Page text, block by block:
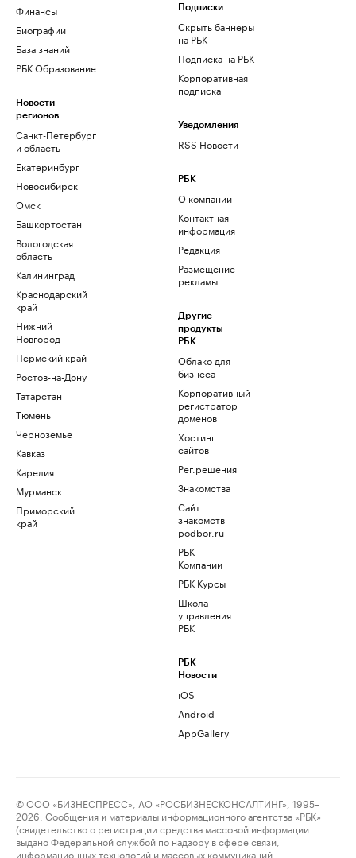
Финансы
Биографии
База знаний
РБК Образование
Новости
регионов
Санкт-Петербург
и область
Екатеринбург
Новосибирск
Омск
Башкортостан
Вологодская
область
Калининград
Краснодарский
край
Нижний
Новгород
Пермский край
Ростов-на-Дону
Татарстан
Тюмень
Черноземье
Кавказ
Карелия
Мурманск
Приморский
край
Подписки
Скрыть баннеры
на РБК
Подписка на РБК
Корпоративная
подписка
Уведомления
RSS Новости
РБК
О компании
Контактная
информация
Редакция
Размещение
рекламы
Другие
продукты
РБК
Облако для
бизнеса
Корпоративный
регистратор
доменов
Хостинг
сайтов
Рег.решения
Знакомства
Сайт
знакомств
podbor.ru
РБК
Компании
РБК Курсы
Школа
управления
РБК
РБК
Новости
iOS
Android
AppGallery
© ООО «БИЗНЕСПРЕСС», АО «РОСБИЗНЕСКОНСАЛТИНГ», 1995–
2026. Сообщения и материалы информационного агентства «РБК»
(свидетельство о регистрации средства массовой информации
выдано Федеральной службой по надзору в сфере связи,
информационных технологий и массовых коммуникаций